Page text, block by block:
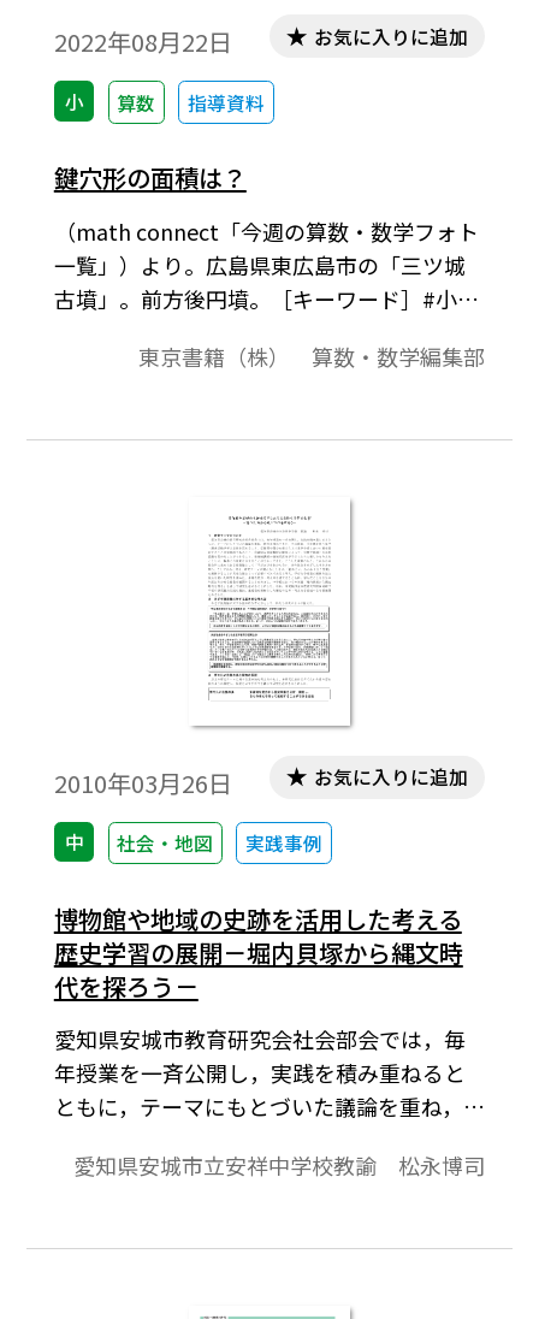
2022年08月22日
小 算数 指導資料
お気に入りに追加
鍵穴形の面積は？
（math connect「今週の算数・数学フォト
一覧」）より。広島県東広島市の「三ツ城
古墳」。前方後円墳。［キーワード］#小
東京書籍（株） 算数・数学編集部
2010年03月26日
中 社会・地図 実践事例
お気に入りに追加
博物館や地域の史跡を活用した考える
歴史学習の展開－堀内貝塚から縄文時
代を探ろう－
愛知県安城市教育研究会社会部会では，毎
年授業を一斉公開し，実践を積み重ねると
ともに，テーマにもとづいた議論を重ね，研
見学・調査活動が学ぶ意欲を高めること，
の場を設定することが効果的であること，
地域との共存意識を高めることができるこ
愛知県安城市立安祥中学校教諭 松永博司